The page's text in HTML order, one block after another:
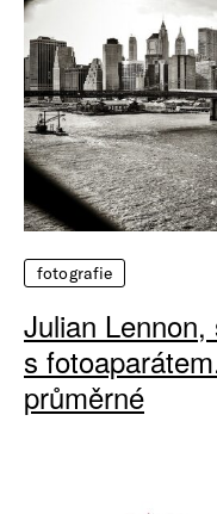
fotografie
Julian
s
průměrné